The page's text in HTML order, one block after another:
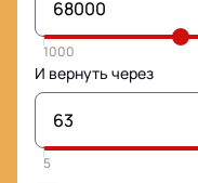
И вернуть через